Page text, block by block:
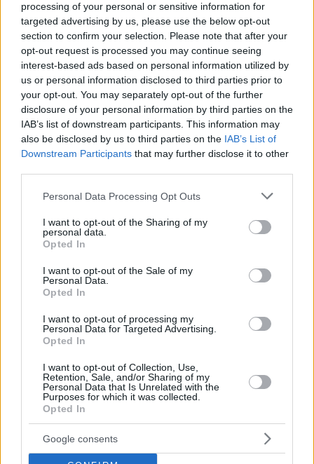
processing of your personal or sensitive information for
targeted advertising by us, please use the below opt-out
section to confirm your selection. Please note that after your
opt-out request is processed you may continue seeing
interest-based ads based on personal information utilized by
us or personal information disclosed to third parties prior to
your opt-out. You may separately opt-out of the further
disclosure of your personal information by third parties on the
IAB’s list of downstream participants. This information may
also be disclosed by us to third parties on the IAB’s List of
Downstream Participants that may further disclose it to other
Please note that this website/app uses one or more Google
not limited to your visit or usage behaviour. You may click to
grant or deny consent to Google and its third-party tags to
use your data for below specified purposes in below Google
consent section.
Personal Data Processing Opt Outs
I want to opt-out of the Sharing of my
personal data.
Opted In
I want to opt-out of the Sale of my
Personal Data.
Opted In
I want to opt-out of processing my
Personal Data for Targeted Advertising.
Opted In
I want to opt-out of Collection, Use,
Retention, Sale, and/or Sharing of my
Personal Data that Is Unrelated with the
Purposes for which it was collected.
Opted In
Google consents
Ο προπονητής του Παναθηναϊκούμίλησε στην τουρκική
ιστοσελίδα ΑΑ.com, επαναλαμβάνοντας ουσιαστικά
κάποιες από τις προηγούμενες δηλώσεις του σχετικά με την
ανωτερότητα της ομάδας του και τη δίκαιη μεταχείριση
που θα ήθελε να έχει από τους διαιτητές.
Εργκίν Αταμάνείπε συγκεκριμένα:
“Σεβόμαστε την ομάδα τουΟλυμπιακού , είναι
πρωταθλητής της Ευρωλίγκας,αλλά βρισκόμαστε σε
καλύτερη θέση.
του μπάσκετ,θα είμαστε πρωταθλητές.
Η μόνη μας
προσδοκίαείναι η δίκαιη και ισότιμη διαιτησία
Διαβάστε ακόμα